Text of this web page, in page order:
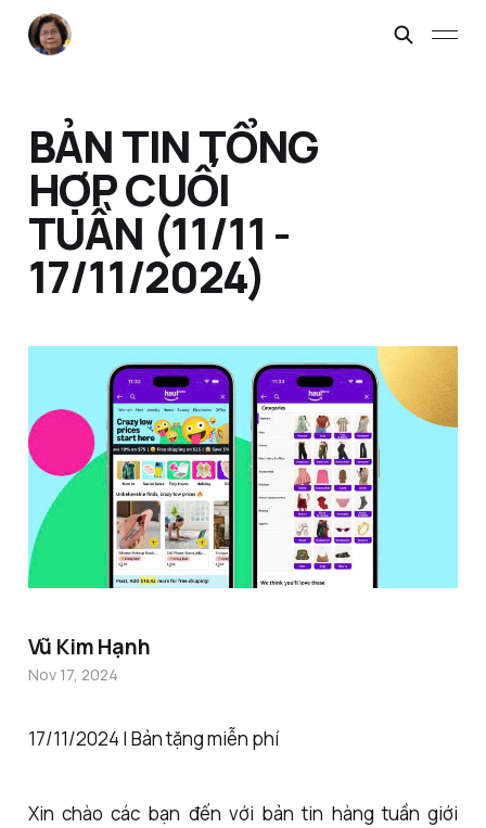
BẢN TIN TỔNG
HỢP CUỐI
TUẦN (11/11 -
17/11/2024)
17/11/2024 | Bản tặng miễn phí
Xin chào các bạn đến với bản tin hàng tuần giới
Vũ Kim Hạnh
Nov 17, 2024